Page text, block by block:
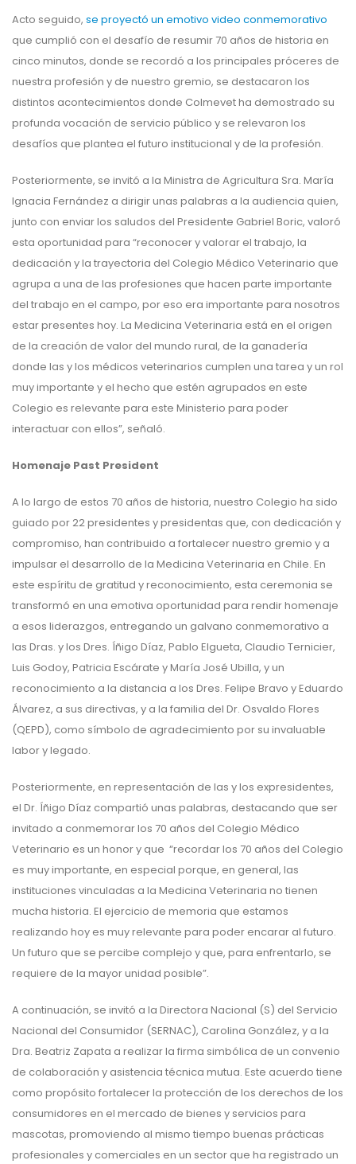
Acto seguido, se proyectó un emotivo video conmemorativo
que cumplió con el desafío de resumir 70 años de historia en
cinco minutos, donde se recordó a los principales próceres de
nuestra profesión y de nuestro gremio, se destacaron los
distintos acontecimientos donde Colmevet ha demostrado su
profunda vocación de servicio público y se relevaron los
desafíos que plantea el futuro institucional y de la profesión.
Posteriormente, se invitó a la Ministra de Agricultura Sra. María
Ignacia Fernández a dirigir unas palabras a la audiencia quien,
junto con enviar los saludos del Presidente Gabriel Boric, valoró
esta oportunidad para “reconocer y valorar el trabajo, la
dedicación y la trayectoria del Colegio Médico Veterinario que
agrupa a una de las profesiones que hacen parte importante
del trabajo en el campo, por eso era importante para nosotros
estar presentes hoy. La Medicina Veterinaria está en el origen
de la creación de valor del mundo rural, de la ganadería
donde las y los médicos veterinarios cumplen una tarea y un rol
muy importante y el hecho que estén agrupados en este
Colegio es relevante para este Ministerio para poder
interactuar con ellos”, señaló.
Homenaje Past President
A lo largo de estos 70 años de historia, nuestro Colegio ha sido
guiado por 22 presidentes y presidentas que, con dedicación y
compromiso, han contribuido a fortalecer nuestro gremio y a
impulsar el desarrollo de la Medicina Veterinaria en Chile. En
este espíritu de gratitud y reconocimiento, esta ceremonia se
transformó en una emotiva oportunidad para rendir homenaje
a esos liderazgos, entregando un galvano conmemorativo a
las Dras. y los Dres. Íñigo Díaz, Pablo Elgueta, Claudio Ternicier,
Luis Godoy, Patricia Escárate y María José Ubilla, y un
reconocimiento a la distancia a los Dres. Felipe Bravo y Eduardo
Álvarez, a sus directivas, y a la familia del Dr. Osvaldo Flores
(QEPD), como símbolo de agradecimiento por su invaluable
labor y legado.
Posteriormente, en representación de las y los expresidentes,
el Dr. Íñigo Díaz compartió unas palabras, destacando que ser
invitado a conmemorar los 70 años del Colegio Médico
Veterinario es un honor y que “recordar los 70 años del Colegio
es muy importante, en especial porque, en general, las
instituciones vinculadas a la Medicina Veterinaria no tienen
mucha historia. El ejercicio de memoria que estamos
realizando hoy es muy relevante para poder encarar al futuro.
Un futuro que se percibe complejo y que, para enfrentarlo, se
requiere de la mayor unidad posible”.
A continuación, se invitó a la Directora Nacional (S) del Servicio
Nacional del Consumidor (SERNAC), Carolina González, y a la
Dra. Beatriz Zapata a realizar la firma simbólica de un convenio
de colaboración y asistencia técnica mutua. Este acuerdo tiene
como propósito fortalecer la protección de los derechos de los
consumidores en el mercado de bienes y servicios para
mascotas, promoviendo al mismo tiempo buenas prácticas
profesionales y comerciales en un sector que ha registrado un